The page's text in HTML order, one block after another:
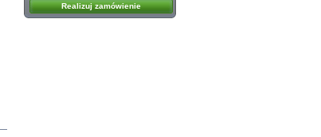
Realizuj zamówienie